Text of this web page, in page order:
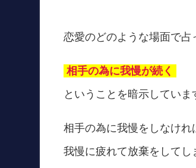
恋愛のどのような場面で
相手の為に我慢が続く
ということを暗示していま
相手の為に我慢をしなけ
我慢に疲れて放棄をして